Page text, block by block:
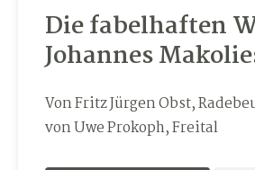
Die fabelhaften
Johannes
Von Fritz Jürgen Obst,
von Uwe Prokoph, Freital